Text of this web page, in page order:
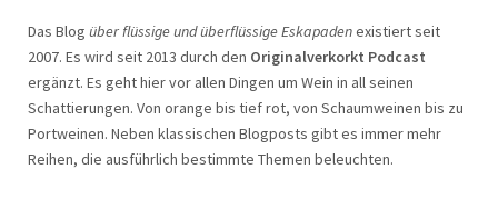
Das Blog über flüssige und überflüssige Eskapadenexistiert seit
2007. Es wird seit 2013 durch den Originalverkorkt Podcast
ergänzt. Es geht hier vor allen Dingen um Wein in all seinen
Schattierungen. Von orange bis tief rot, von Schaumweinen bis zu
Portweinen. Neben klassischen Blogposts gibt es immer mehr
Reihen, die ausführlich bestimmte Themen beleuchten.